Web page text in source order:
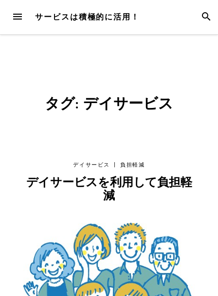
content
MENU サービスは積極的に活用！
タグ: デイサービス
デイサービス 負担軽減
デイサービスを利用して負担軽
減